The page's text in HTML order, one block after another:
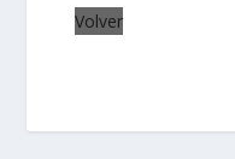
Volver